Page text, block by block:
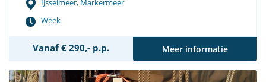
IJsselmeer, Markermeer
Week
Vanaf € 290,- p.p. Meer informatie